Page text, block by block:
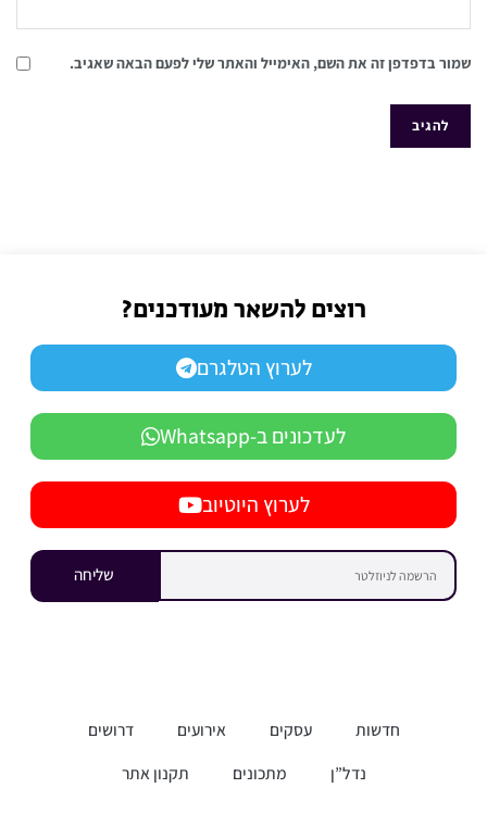
שמור בדפדפן זה את השם, האימייל והאתר שלי לפעם הבאה שאגיב.
רוצים להשאר מעודכנים?
לערוץ הטלגרם
לעדכונים ב-Whatsapp
לערוץ היוטיוב
שליחה
חדשות עסקים אירועים
דרושים
נדל”ן
מתכונים תקנון אתר